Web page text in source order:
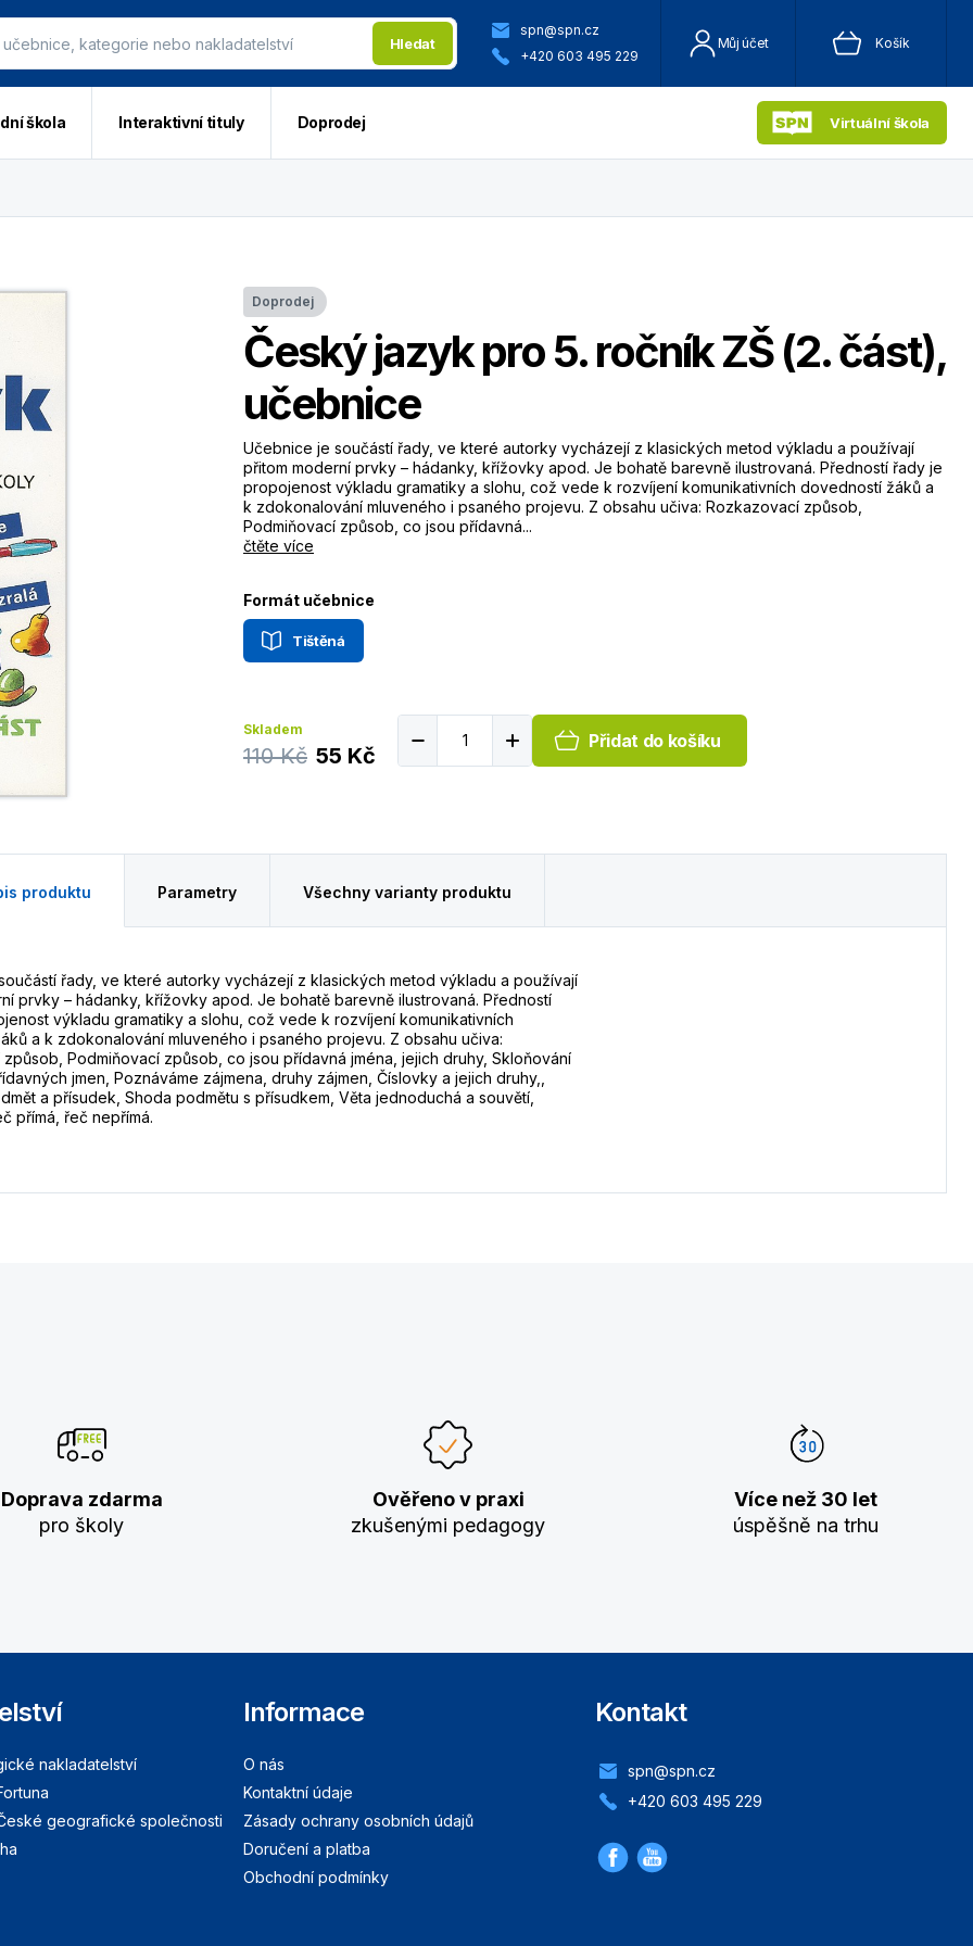
Hledat
spn@spn.cz
+420 603 495 229
Můj účet Košík
škola Interaktivní tituly Doprodej Virtuální škola
Doprodej
Český jazyk pro 5. ročník ZŠ (2. část),
učebnice
Učebnice je součástí řady, ve které autorky vycházejí z klasických metod výkladu a používají
přitom moderní prvky – hádanky, křížovky apod. Je bohatě barevně ilustrovaná. Předností řady je
propojenost výkladu gramatiky a slohu, což vede k rozvíjení komunikativních dovedností žáků a
k zdokonalování mluveného i psaného projevu. Z obsahu učiva: Rozkazovací způsob,
Podmiňovací způsob, co jsou přídavná...
čtěte více
Formát učebnice
Tištěná
Skladem
110 Kč 55 Kč
Přidat do košíku
produktu Parametry Všechny varianty produktu
řady, ve které autorky vycházejí z klasických metod výkladu a používají
prvky – hádanky, křížovky apod. Je bohatě barevně ilustrovaná. Předností
výkladu gramatiky a slohu, což vede k rozvíjení komunikativních
a k zdokonalování mluveného i psaného projevu. Z obsahu učiva:
Podmiňovací způsob, co jsou přídavná jména, jejich druhy, Skloňování
jmen, Poznáváme zájmena, druhy zájmen, Číslovky a jejich druhy,,
a přísudek, Shoda podmětu s přísudkem, Věta jednoduchá a souvětí,
přímá, řeč nepřímá.
Doprava zdarma
pro školy
Ověřeno v praxi
zkušenými pedagogy
Více než 30 let
úspěšně na trhu
nakladatelství
geografické společnosti
Informace
O nás
Kontaktní údaje
Zásady ochrany osobních údajů
Doručení a platba
Obchodní podmínky
Kontakt
spn@spn.cz
+420 603 495 229